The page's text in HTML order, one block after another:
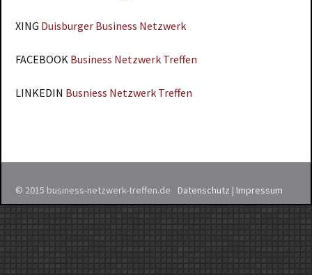
XING Duisburger Business Netzwerk
FACEBOOK Business Netzwerk Treffen
LINKEDIN Busniess Netzwerk Treffen
© 2015 business-netzwerk-treffen.de Datenschutz | Impressum